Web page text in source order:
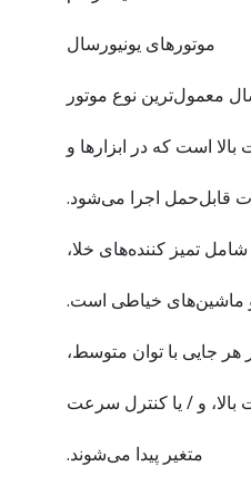
موتورهای یونیورسال
معمول‌ترین نوع موتور
است که در ابزارها و
قابل‌حمل اجرا می‌شود.
تمیز کننده‌های خلا،
ماشین‌های خیاطی است.
هر جایی با توان متوسط،
و / یا کنترل سرعت
متغیر پیدا می‌شوند.